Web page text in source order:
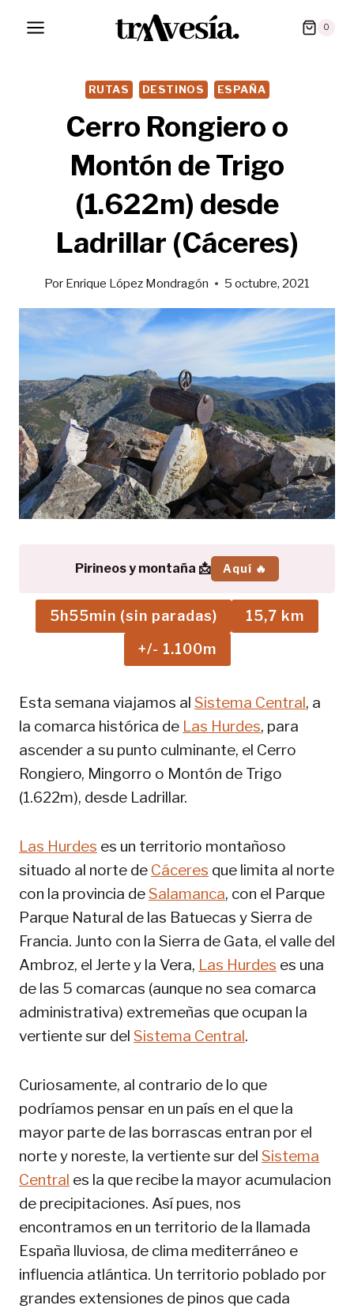
0
RUTAS DESTINOS ESPAÑA
Cerro Rongiero o
Montón de Trigo
(1.622m) desde
Ladrillar (Cáceres)
Por Enrique López Mondragón 5 octubre, 2021
Pirineos y montaña 📩 Aquí 🔥
5h55min (sin paradas) 15,7 km
+/- 1.100m
Esta semana viajamos al Sistema Central, a
la comarca histórica de Las Hurdes, para
ascender a su punto culminante, el Cerro
Rongiero, Mingorro o Montón de Trigo
(1.622m), desde Ladrillar.
Las Hurdes es un territorio montañoso
situado al norte de Cáceres que limita al norte
con la provincia deSalamanca, con el Parque
Parque Natural de las Batuecas y Sierra de
Francia. Junto con la Sierra de Gata, el valle del
Ambroz, el Jerte y la Vera, Las Hurdes es una
de las 5 comarcas (aunque no sea comarca
administrativa) extremeñas que ocupan la
vertiente sur del Sistema Central.
Curiosamente, al contrario de lo que
podríamos pensar en un país en el que la
mayor parte de las borrascas entran por el
norte y noreste, la vertiente sur del Sistema
Central es la que recibe la mayor acumulacion
de precipitaciones. Así pues, nos
encontramos en un territorio de la llamada
España lluviosa, de clima mediterráneo e
influencia atlántica. Un territorio poblado por
grandes extensiones de pinos que cada